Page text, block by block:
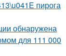
пирога
обнаружена
для 111 000